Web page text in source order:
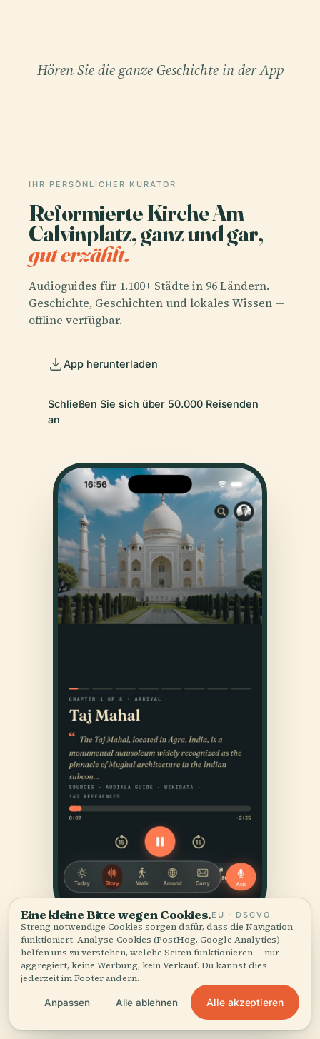
Hören Sie die ganze Geschichte in der App
IHR PERSÖNLICHER KURATOR
Reformierte Kirche Am
Calvinplatz, ganz und gar,
gut erzählt.
Audioguides für 1.100+ Städte in 96 Ländern.
Geschichte, Geschichten und lokales Wissen —
offline verfügbar.
App herunterladen
Schließen Sie sich über 50.000 Reisenden
an
Eine kleine Bitte wegen Cookies.EU · DSGVO
Streng notwendige Cookies sorgen dafür, dass die Navigation
funktioniert. Analyse-Cookies (PostHog, Google Analytics)
helfen uns zu verstehen, welche Seiten funktionieren — nur
aggregiert, keine Werbung, kein Verkauf. Du kannst dies
jederzeit im Footer ändern.
Anpassen Alle ablehnen Alle akzeptieren